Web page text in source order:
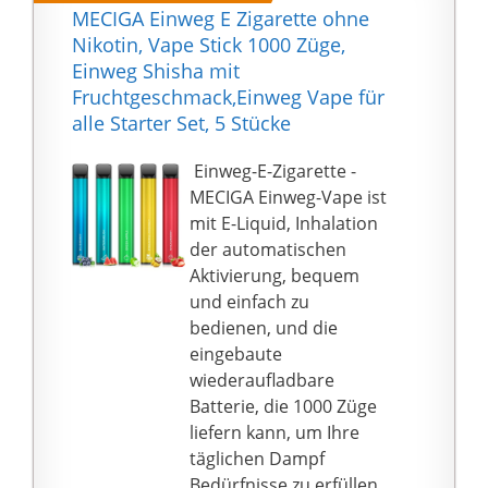
Silikondichtung
abgedichtetes
Befüllloch befüllt. Die
Pods werden dank 4
starker Magnete fest im
müssen einfach nur
aufgesteckt oder
abgezogen werden.
Die geschmacksstarken
SPL-10 Mesh Coils sind
dank Push&Pull System
einfach zu wechseln
und stehen mit
Widerständen von 0,3
Ohm (30 – 40 Watt), 0,4
Ohm (25 – 35 Watt), 0,6
Ohm (18 – 25 Watt), 0,8
und leckere
Geschmack, der Ihre
ideale Wahl für das
tägliche Verdampfen
sein muss
【GESUNDE FORMEL】-
SKIRA Einweg E
Zigarette wird aus
natürlichen Zutaten
hergestellt, ohne
Nikotin, ohne Tabak,
ohne Teer. Das
Verhältnis von E-Liquid
beträgt 70 VG zu 30 PG,
erzeugt viele
Dampfwolken und
reichhaltige Aromen
und bietet Ihnen das
schönste
MECIGA Einweg E Zigarette ohne
Nikotin, Vape Stick 1000 Züge,
Einweg Shisha mit
Fruchtgeschmack,Einweg Vape für
alle Starter Set, 5 Stücke
️ Einweg-E-Zigarette -
MECIGA Einweg-Vape ist
mit E-Liquid, Inhalation
der automatischen
Aktivierung, bequem
und einfach zu
bedienen, und die
eingebaute
wiederaufladbare
Batterie, die 1000 Züge
liefern kann, um Ihre
täglichen Dampf